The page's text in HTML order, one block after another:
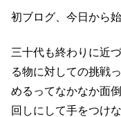
初ブログ、今日から
三十代も終わりに近
る物に対しての挑戦
めるってなかなか面
回しにして手をつけ